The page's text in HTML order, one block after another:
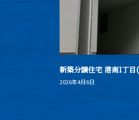
新築分譲住宅 港南1丁
2026年4月6日